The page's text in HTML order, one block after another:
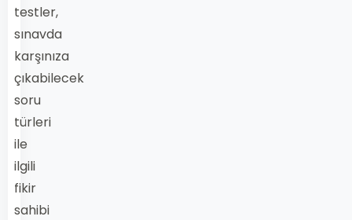
testler,
sınavda
karşınıza
çıkabilecek
soru
türleri
ile
ilgili
fikir
sahibi